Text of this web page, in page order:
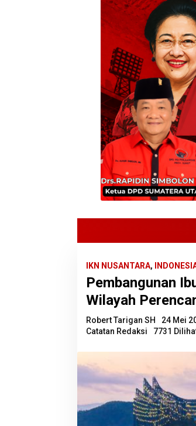
IKN NUSANTARA,
Pembangunan
Wilayah
Robert Tarigan SH
24 Mei
Catatan Redaksi
7731